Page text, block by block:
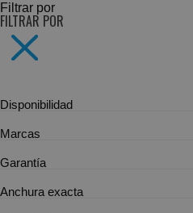
Filtrar por
FILTRAR POR
Disponibilidad
Marcas
Garantía
Anchura exacta